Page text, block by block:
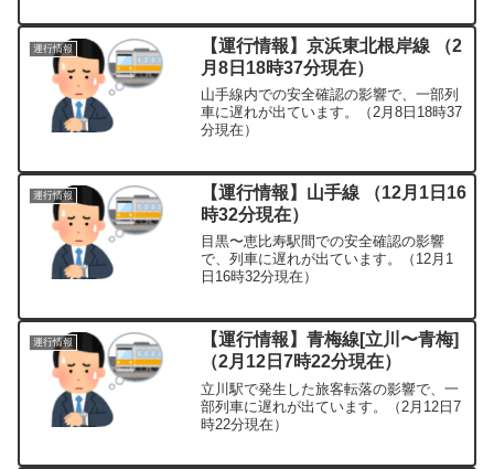
運行情報
【運行情報】京浜東北根岸線 （2
月8日18時37分現在）
山手線内での安全確認の影響で、一部列
車に遅れが出ています。（2月8日18時37
分現在）
運行情報
【運行情報】山手線 （12月1日16
時32分現在）
目黒〜恵比寿駅間での安全確認の影響
で、列車に遅れが出ています。（12月1
日16時32分現在）
運行情報
【運行情報】青梅線[立川〜青梅]
（2月12日7時22分現在）
立川駅で発生した旅客転落の影響で、一
部列車に遅れが出ています。（2月12日7
時22分現在）